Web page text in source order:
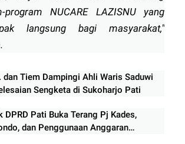
program NUCARE LAZISNU yang
langsung bagi masyarakat,"
dan Tiem Dampingi Ahli Waris Saduwi
Sengketa di Sukoharjo Pati
DPRD Pati Buka Terang Pj Kades,
dan Penggunaan Anggaran